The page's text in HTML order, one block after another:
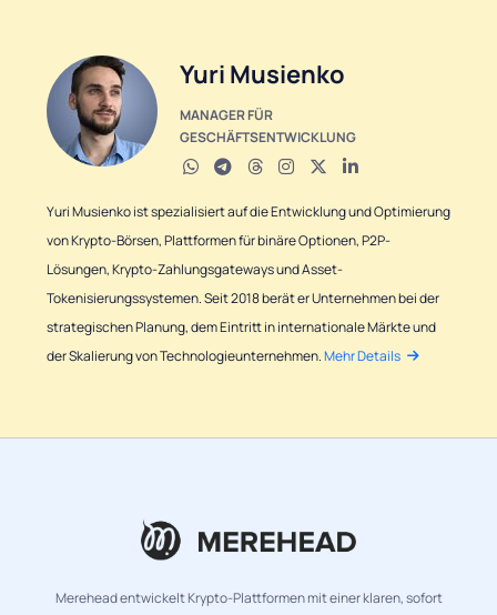
Yuri Musienko
MANAGER FÜR
GESCHÄFTSENTWICKLUNG
Yuri Musienko ist spezialisiert auf die Entwicklung und Optimierung
von Krypto-Börsen, Plattformen für binäre Optionen, P2P-
Lösungen, Krypto-Zahlungsgateways und Asset-
Tokenisierungssystemen. Seit 2018 berät er Unternehmen bei der
strategischen Planung, dem Eintritt in internationale Märkte und
der Skalierung von Technologieunternehmen.Mehr Details
Merehead entwickelt Krypto-Plattformen mit einer klaren, sofort